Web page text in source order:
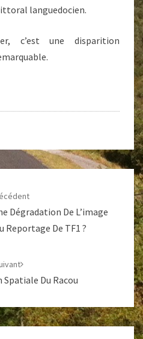
languedocien.
c’est une disparition
Dégradation De L’image
Reportage De TF1 ?
Du Racou